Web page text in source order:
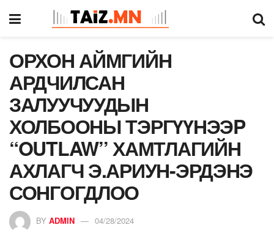
ОРХОН АЙМГИЙН
АРДЧИЛСАН
ЗАЛУУЧУУДЫН
ХОЛБООНЫ ТЭРГҮҮНЭЭP
“OUTLAW’’ ХАМТЛАГИЙН
АХЛАГЧ Э.АРИУН-ЭРДЭНЭ
СОНГОГДЛОО
BY ADMIN 04/28/2024